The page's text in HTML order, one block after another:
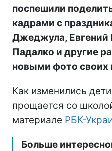
поспешили
кадрами с
Джеджула, Евгений
Падалко и другие
новыми фото своих
Как изменились
прощается со
материале РБК-
Больше